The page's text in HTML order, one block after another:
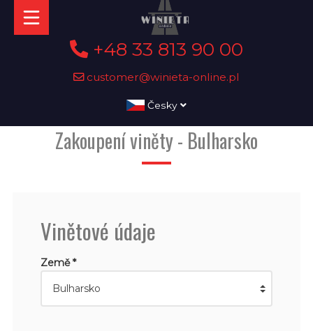
+48 33 813 90 00
customer@winieta-online.pl
Česky
Zakoupení viněty - Bulharsko
Vinětové údaje
Země *